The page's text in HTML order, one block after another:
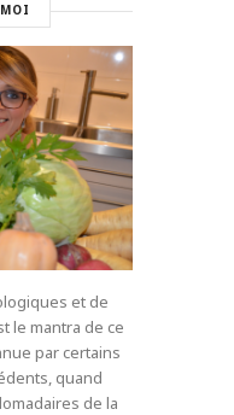
et de
le mantra de ce
par certains
quand
de la